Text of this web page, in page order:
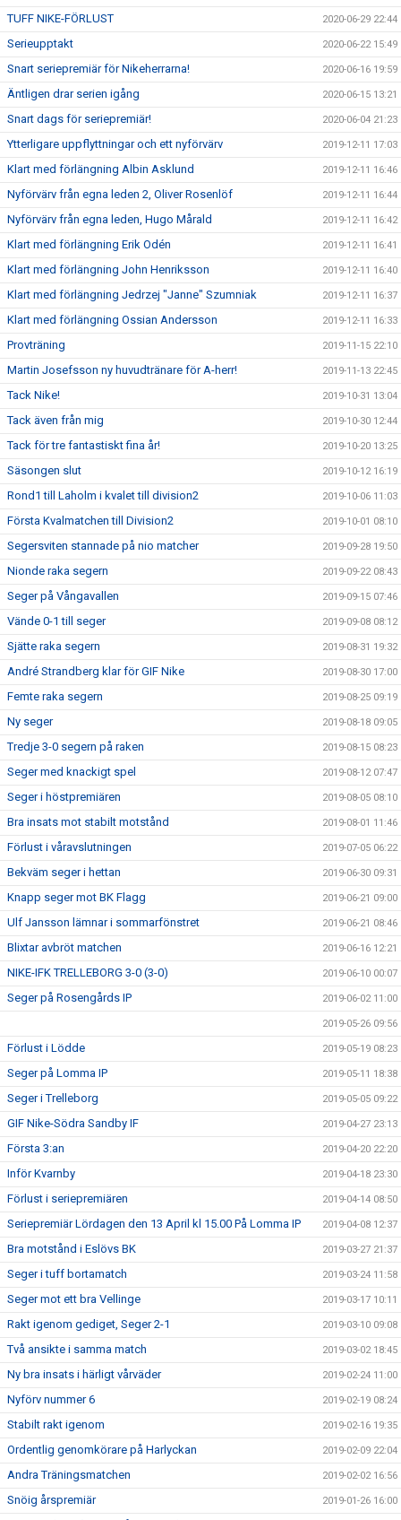
TUFF NIKE-FÖRLUST 2020-06-29 22:44
Serieupptakt 2020-06-22 15:49
Snart seriepremiär för Nikeherrarna! 2020-06-16 19:59
Äntligen drar serien igång 2020-06-15 13:21
Snart dags för seriepremiär! 2020-06-04 21:23
Ytterligare uppflyttningar och ett nyförvärv 2019-12-11 17:03
Klart med förlängning Albin Asklund 2019-12-11 16:46
Nyförvärv från egna leden 2, Oliver Rosenlöf 2019-12-11 16:44
Nyförvärv från egna leden, Hugo Mårald 2019-12-11 16:42
Klart med förlängning Erik Odén 2019-12-11 16:41
Klart med förlängning John Henriksson 2019-12-11 16:40
Klart med förlängning Jedrzej "Janne" Szumniak 2019-12-11 16:37
Klart med förlängning Ossian Andersson 2019-12-11 16:33
Provträning 2019-11-15 22:10
Martin Josefsson ny huvudtränare för A-herr! 2019-11-13 22:45
Tack Nike! 2019-10-31 13:04
Tack även från mig 2019-10-30 12:44
Tack för tre fantastiskt fina år! 2019-10-20 13:25
Säsongen slut 2019-10-12 16:19
Rond1 till Laholm i kvalet till division2 2019-10-06 11:03
Första Kvalmatchen till Division2 2019-10-01 08:10
Segersviten stannade på nio matcher 2019-09-28 19:50
Nionde raka segern 2019-09-22 08:43
Seger på Vångavallen 2019-09-15 07:46
Vände 0-1 till seger 2019-09-08 08:12
Sjätte raka segern 2019-08-31 19:32
André Strandberg klar för GIF Nike 2019-08-30 17:00
Femte raka segern 2019-08-25 09:19
Ny seger 2019-08-18 09:05
Tredje 3-0 segern på raken 2019-08-15 08:23
Seger med knackigt spel 2019-08-12 07:47
Seger i höstpremiären 2019-08-05 08:10
Bra insats mot stabilt motstånd 2019-08-01 11:46
Förlust i våravslutningen 2019-07-05 06:22
Bekväm seger i hettan 2019-06-30 09:31
Knapp seger mot BK Flagg 2019-06-21 09:00
Ulf Jansson lämnar i sommarfönstret 2019-06-21 08:46
Blixtar avbröt matchen 2019-06-16 12:21
NIKE-IFK TRELLEBORG 3-0 (3-0) 2019-06-10 00:07
Seger på Rosengårds IP 2019-06-02 11:00
2019-05-26 09:56
Förlust i Lödde 2019-05-19 08:23
Seger på Lomma IP 2019-05-11 18:38
Seger i Trelleborg 2019-05-05 09:22
GIF Nike-Södra Sandby IF 2019-04-27 23:13
Första 3:an 2019-04-20 22:20
Inför Kvarnby 2019-04-18 23:30
Förlust i seriepremiären 2019-04-14 08:50
Seriepremiär Lördagen den 13 April kl 15.00 På Lomma IP 2019-04-08 12:37
Bra motstånd i Eslövs BK 2019-03-27 21:37
Seger i tuff bortamatch 2019-03-24 11:58
Seger mot ett bra Vellinge 2019-03-17 10:11
Rakt igenom gediget, Seger 2-1 2019-03-10 09:08
Två ansikte i samma match 2019-03-02 18:45
Ny bra insats i härligt vårväder 2019-02-24 11:00
Nyförv nummer 6 2019-02-19 08:24
Stabilt rakt igenom 2019-02-16 19:35
Ordentlig genomkörare på Harlyckan 2019-02-09 22:04
Andra Träningsmatchen 2019-02-02 16:56
Snöig årspremiär 2019-01-26 16:00